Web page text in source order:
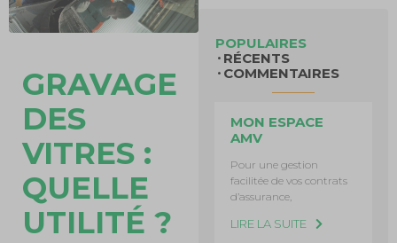
GRAVAGE
DES
VITRES :
QUELLE
UTILITÉ ?
POPULAIRES
RÉCENTS
COMMENTAIRES
MON ESPACE
AMV
Pour une gestion
facilitée de vos contrats
d’assurance,
LIRE LA SUITE